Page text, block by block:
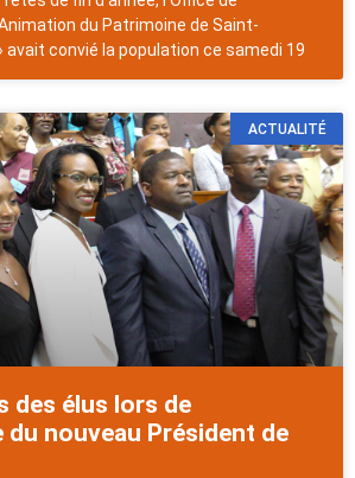
du Patrimoine de Saint-
» avait convié la population ce samedi 19
ACTUALITÉ
des élus lors de
du nouveau Président de